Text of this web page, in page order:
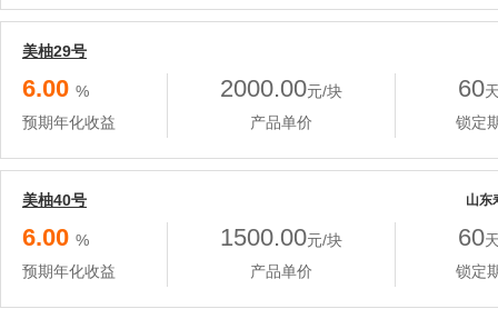
美柚29号
6.00 %
预期年化收益
2000.00元/块
产品单价
60
锁定
美柚40号 山东
6.00 %
预期年化收益
1500.00元/块
产品单价
60
锁定